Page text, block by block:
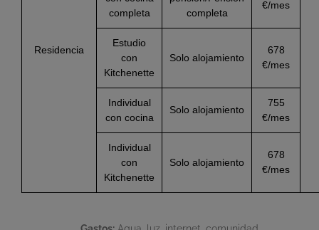
Residencia
completa
completa
€/mes
Estudio
con
Kitchenette
Solo alojamiento
678
€/mes
Individual
con cocina
Solo alojamiento
755
€/mes
Individual
con
Kitchenette
Solo alojamiento
678
€/mes